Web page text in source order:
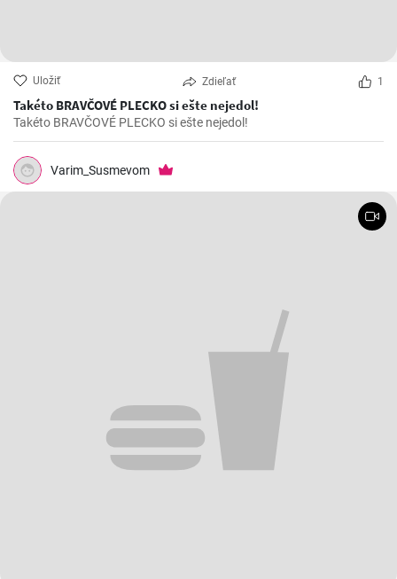
Uložiť Zdieľať 1
Takéto BRAVČOVÉ PLECKO si ešte nejedol!
Takéto BRAVČOVÉ PLECKO si ešte nejedol!
Varim_Susmevom